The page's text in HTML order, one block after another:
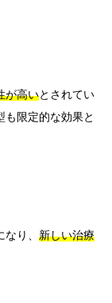
が高いとされてい
も限定的な効果と
り、 新しい治療